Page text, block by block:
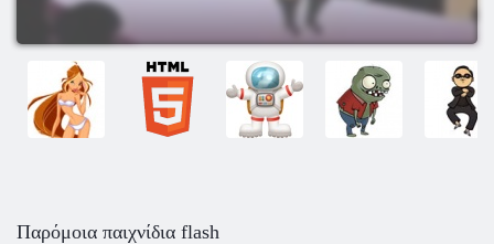
Παρόμοια παιχνίδια flash